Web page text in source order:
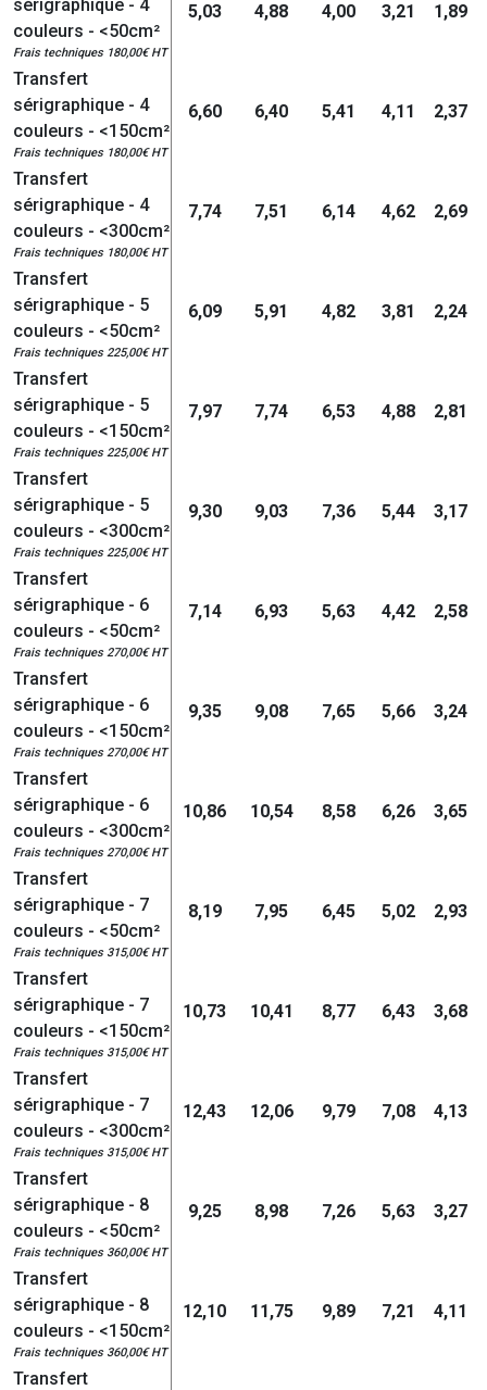
sérigraphique - 4
couleurs - <50cm²
Frais techniques 180,00€ HT
5,03 4,88 4,00 3,21 1,89
Transfert
sérigraphique - 4
couleurs - <150cm²
Frais techniques 180,00€ HT
6,60 6,40 5,41 4,11 2,37
Transfert
sérigraphique - 4
couleurs - <300cm²
Frais techniques 180,00€ HT
7,74 7,51 6,14 4,62 2,69
Transfert
sérigraphique - 5
couleurs - <50cm²
Frais techniques 225,00€ HT
6,09 5,91 4,82 3,81 2,24
Transfert
sérigraphique - 5
couleurs - <150cm²
Frais techniques 225,00€ HT
7,97 7,74 6,53 4,88 2,81
Transfert
sérigraphique - 5
couleurs - <300cm²
Frais techniques 225,00€ HT
9,30 9,03 7,36 5,44 3,17
Transfert
sérigraphique - 6
couleurs - <50cm²
Frais techniques 270,00€ HT
7,14 6,93 5,63 4,42 2,58
Transfert
sérigraphique - 6
couleurs - <150cm²
Frais techniques 270,00€ HT
9,35 9,08 7,65 5,66 3,24
Transfert
sérigraphique - 6
couleurs - <300cm²
Frais techniques 270,00€ HT
10,86 10,54 8,58 6,26 3,65
Transfert
sérigraphique - 7
couleurs - <50cm²
Frais techniques 315,00€ HT
8,19 7,95 6,45 5,02 2,93
Transfert
sérigraphique - 7
couleurs - <150cm²
Frais techniques 315,00€ HT
10,73 10,41 8,77 6,43 3,68
Transfert
sérigraphique - 7
couleurs - <300cm²
Frais techniques 315,00€ HT
12,43 12,06 9,79 7,08 4,13
Transfert
sérigraphique - 8
couleurs - <50cm²
Frais techniques 360,00€ HT
9,25 8,98 7,26 5,63 3,27
Transfert
sérigraphique - 8
couleurs - <150cm²
Frais techniques 360,00€ HT
12,10 11,75 9,89 7,21 4,11
Transfert